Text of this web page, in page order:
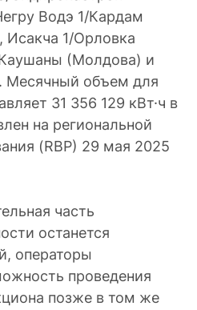
Водэ 1/Кардам
1/Орловка
(Молдова) и
Месячный объем для
31 356 129 кВт·ч в
на региональной
(RBP) 29 мая 2025
часть
останется
операторы
проведения
позже в том же